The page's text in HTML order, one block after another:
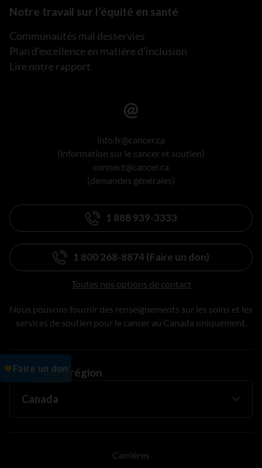
Notre travail sur l’équité en santé
Communautés mal desservies
Plan d’excellence en matière d’inclusion
Lire notre rapport
info.fr@cancer.ca
(information sur le cancer et soutien)
connect@cancer.ca
(demandes générales)
1 888 939-3333
1 800 268-8874 (Faire un don)
Toutes nos options de contact
Nous pouvons fournir des renseignements sur les soins et les
services de soutien pour le cancer au Canada uniquement.
Changer de région
Carrières